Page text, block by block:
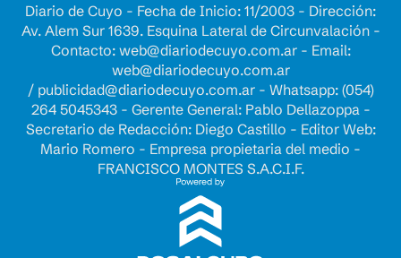
Diario de Cuyo - Fecha de Inicio: 11/2003 - Dirección:
Av. Alem Sur 1639. Esquina Lateral de Circunvalación -
Contacto: web@diariodecuyo.com.ar- Email:
web@diariodecuyo.com.ar
/ publicidad@diariodecuyo.com.ar- Whatsapp: (054)
264 5045343 - Gerente General: Pablo Dellazoppa -
Secretario de Redacción: Diego Castillo - Editor Web:
Mario Romero - Empresa propietaria del medio -
FRANCISCO MONTES S.A.C.I.F.